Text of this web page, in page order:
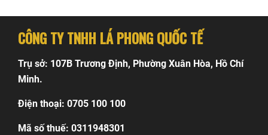
CÔNG TY TNHH LÁ PHONG QUỐC TẾ
Trụ sở: 107B Trương Định, Phường Xuân Hòa, Hồ Chí
Minh.
Điện thoại: 0705 100 100
Mã số thuế: 0311948301